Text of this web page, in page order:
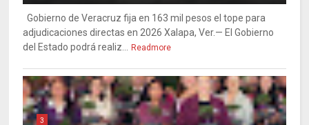
Gobierno de Veracruz fija en 163 mil pesos el tope para
adjudicaciones directas en 2026 Xalapa, Ver.— El Gobierno
del Estado podrá realiz...
Readmore
3